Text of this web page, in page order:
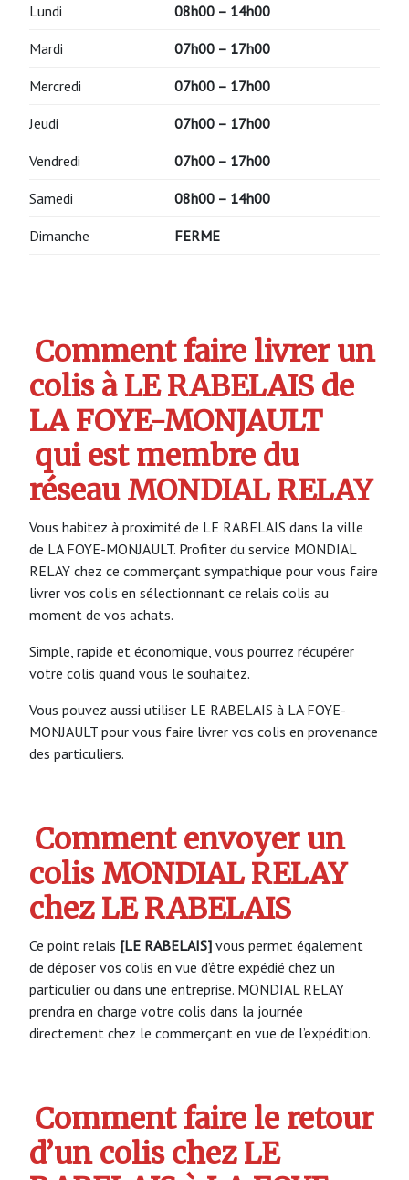
Lundi 08h00 – 14h00
Mardi 07h00 – 17h00
Mercredi 07h00 – 17h00
Jeudi 07h00 – 17h00
Vendredi 07h00 – 17h00
Samedi 08h00 – 14h00
Dimanche FERME
Comment faire livrer un
colis à LE RABELAIS de
LA FOYE-MONJAULT
qui est membre du
réseau MONDIAL RELAY
Vous habitez à proximité de LE RABELAIS dans la ville
de LA FOYE-MONJAULT. Profiter du service MONDIAL
RELAY chez ce commerçant sympathique pour vous faire
livrer vos colis en sélectionnant ce relais colis au
moment de vos achats.
Simple, rapide et économique, vous pourrez récupérer
votre colis quand vous le souhaitez.
Vous pouvez aussi utiliser LE RABELAIS à LA FOYE-
MONJAULT pour vous faire livrer vos colis en provenance
des particuliers.
Comment envoyer un
colis MONDIAL RELAY
chez LE RABELAIS
Ce point relais [LE RABELAIS] vous permet également
de déposer vos colis en vue d’être expédié chez un
particulier ou dans une entreprise. MONDIAL RELAY
prendra en charge votre colis dans la journée
directement chez le commerçant en vue de l’expédition.
Comment faire le retour
d’un colis chez LE